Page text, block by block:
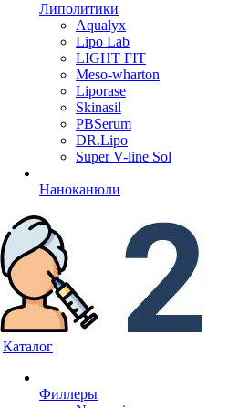
Липолитики
Aqualyx
Lipo Lab
LIGHT FIT
Meso-wharton
Liporase
Skinasil
PBSerum
DR.Lipo
Super V-line Sol
Наноканюли
Каталог
Филлеры